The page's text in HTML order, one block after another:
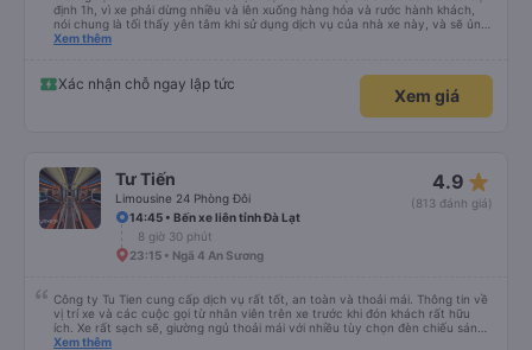
định 1h, vì xe phải dừng nhiều và lên xuống hàng hóa và rước hành khách,
nói chung là tối thấy yên tâm khi sử dụng dịch vụ của nhà xe này, và sẽ ủng
hộ và giới thiệu cho người thân sử dụng dịch vụ của nhà xe này
Xem thêm
Xác nhận chỗ ngay lập tức
Xem giá
Tư Tiến
Limousine 24 Phòng Đôi
4.9 star_rate
(813 đánh giá)
14:45 • Bến xe liên tỉnh Đà Lạt
8 giờ 30 phút
23:15 • Ngã 4 An Sương
Công ty Tu Tien cung cấp dịch vụ rất tốt, an toàn và thoải mái. Thông tin về
vị trí xe và các cuộc gọi từ nhân viên trên xe trước khi đón khách rất hữu
ích. Xe rất sạch sẽ, giường ngủ thoải mái với nhiều tùy chọn đèn chiếu sáng
và cổng USB được đặt ở vị trí thuận tiện. Nhân viên rất lịch sự và xe đến
Xem thêm